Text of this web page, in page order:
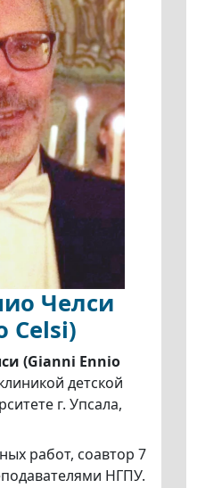
Челси
Celsi)
(Gianni Ennio
детской
г. Упсала,
работ, соавтор 7
НГПУ.